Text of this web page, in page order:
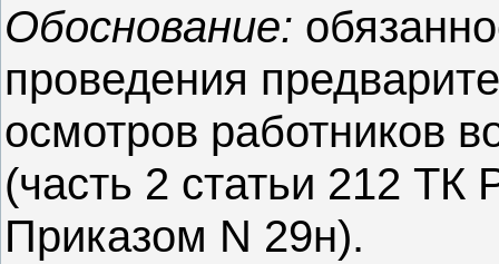
Обоснование:
проведения
осмотров работников
(часть 2 статьи 212 ТК
Приказом N 29н).